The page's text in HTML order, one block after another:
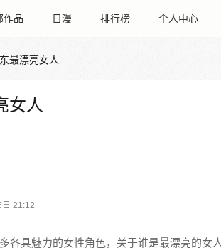
作品 日漫 排行榜 个人中心
最漂亮女人
女人
21:12
各具魅力的女性角色，关于谁是最漂亮的女